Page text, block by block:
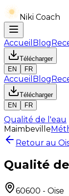
Niki Coach
Accueil Blog
Télécharger
EN
FR
Accueil Blog
Télécharger
EN
FR
Qualité de l'eau
Maimbeville
Retour au
Qualité
60600 - Oise